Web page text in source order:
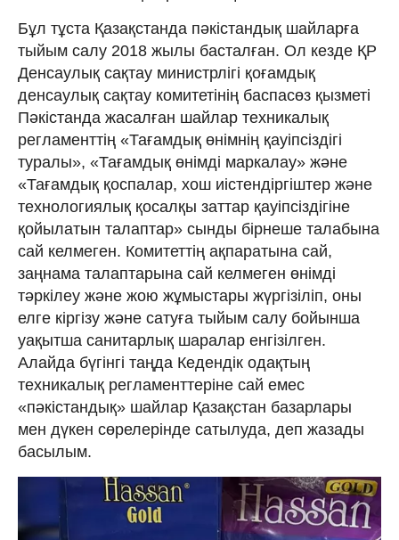
Бұл тұста Қазақстанда пәкістандық шайларға
тыйым салу 2018 жылы басталған. Ол кезде ҚР
Денсаулық сақтау министрлігі қоғамдық
денсаулық сақтау комитетінің баспасөз қызметі
Пәкістанда жасалған шайлар техникалық
регламенттің «Тағамдық өнімнің қауіпсіздігі
туралы», «Тағамдық өнімді маркалау» және
«Тағамдық қоспалар, хош иістендіргіштер және
технологиялық қосалқы заттар қауіпсіздігіне
қойылатын талаптар» сынды бірнеше талабына
сай келмеген. Комитеттің ақпаратына сай,
заңнама талаптарына сай келмеген өнімді
тәркілеу және жою жұмыстары жүргізіліп, оны
елге кіргізу және сатуға тыйым салу бойынша
уақытша санитарлық шаралар енгізілген.
Алайда бүгінгі таңда Кедендік одақтың
техникалық регламенттеріне сай емес
«пәкістандық» шайлар Қазақстан базарлары
мен дүкен сөрелерінде сатылуда, деп жазады
басылым.